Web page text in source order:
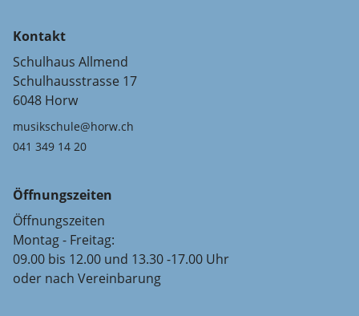
Kontakt
Schulhaus Allmend
Schulhausstrasse 17
6048 Horw
musikschule@horw.ch
041 349 14 20
Öffnungszeiten
Öffnungszeiten
Montag - Freitag:
09.00 bis 12.00 und 13.30 -17.00 Uhr
oder nach Vereinbarung